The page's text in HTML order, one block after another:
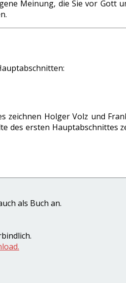
Meinung, die Sie vor Gott
zeichnen Holger Volz und
des ersten Hauptabschnittes
als Buch an.